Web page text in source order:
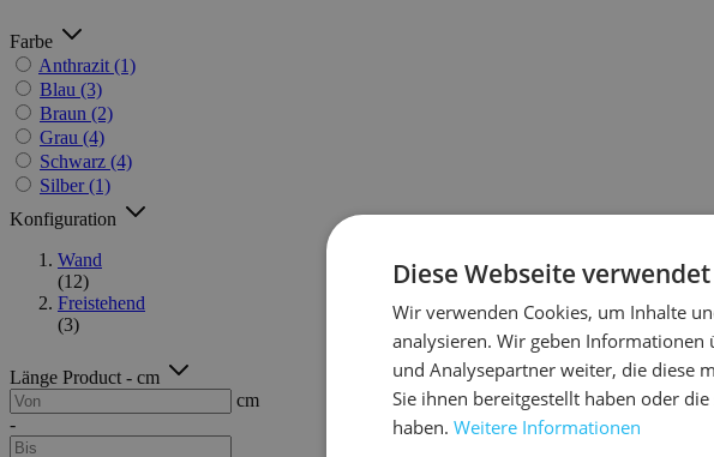
Farbe
Anthrazit (1)
Blau (3)
Braun (2)
Grau (4)
Schwarz (4)
Silber (1)
Konfiguration
Wand
(12)
Freistehend
(3)
Länge Product - cm
cm
-
Diese Webseite
Wir verwenden Cookies, um Inhalte
analysieren. Wir geben Informationen
und Analysepartner weiter, die diese
Sie ihnen bereitgestellt haben oder
haben. Weitere Informationen